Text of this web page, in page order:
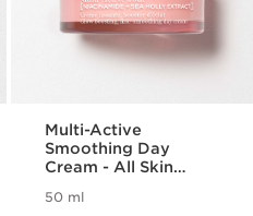
Multi-Active
Smoothing Day
Cream - All Skin
50 ml